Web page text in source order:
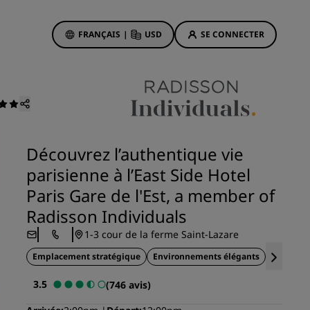
FRANÇAIS | USD SE CONNECTER
Offres d'hôtels
La magie opère dès les premiers
instants
Deals of the Day
Réservez à l’avance
Voir nos forfaits
Hôtels adaptés aux familles
Découvrez l’authentique vie
parisienne à l’East Side Hotel
Paris Gare de l'Est, a member of
Radisson Individuals
1-3 cour de la ferme Saint-Lazare
Emplacement stratégique Environnements élégants
3.5
(746 avis)